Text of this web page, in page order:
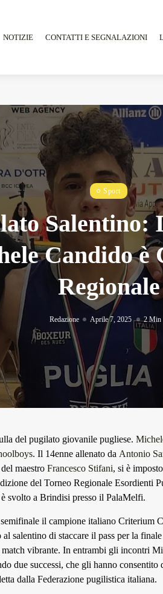
NOTIZIE CONTATTI E SEGNALAZIONI
Tarantarte Al
Giugno 4, 2026 15 Min
Sport
Salentino:
Candido è
Regionale
Redazione Aprile 7, 2025 2 Min
del pugilato giovanile pugliese.
. Il 14enne allenato da Antonio
maestro Francesco Stifani, si è
del Torneo Regionale Esordienti
svolto a Brindisi presso il PalaMelfi.
il campione italiano Criterium
al salentino di staccare il pass per la
vibrante. In entrambi gli incontri
due successi, che gli hanno
dalla Federazione pugilistica italiana.